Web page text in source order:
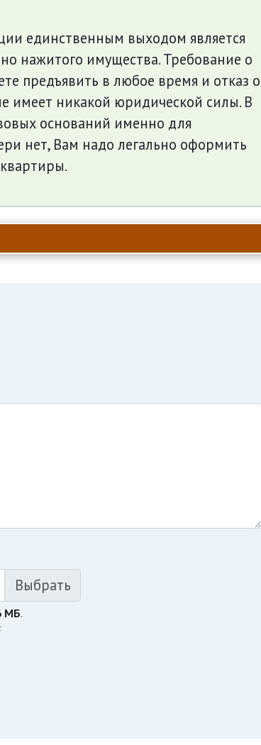
единственным выходом является
нажитого имущества. Требование о
предъявить в любое время и отказ
имеет никакой юридической силы. В
оснований именно для
нет, Вам надо легально оформить
МБ.